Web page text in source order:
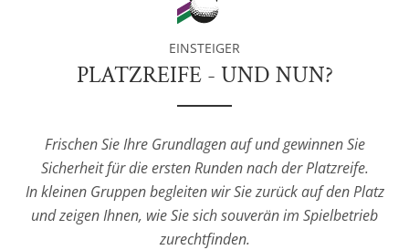
EINSTEIGER
PLATZREIFE - UND NUN?
Frischen Sie Ihre Grundlagen auf und gewinnen Sie
Sicherheit für die ersten Runden nach der Platzreife.
In kleinen Gruppen begleiten wir Sie zurück auf den Platz
und zeigen Ihnen, wie Sie sich souverän im Spielbetrieb
zurechtfinden.